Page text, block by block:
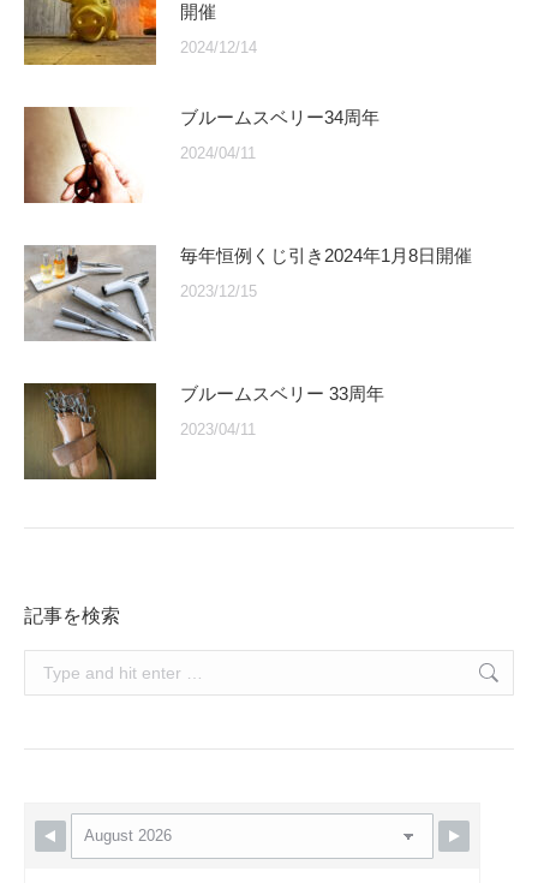
開催
2024/12/14
ブルームスベリー34周年
2024/04/11
毎年恒例くじ引き2024年1月8日開催
2023/12/15
ブルームスベリー 33周年
2023/04/11
記事を検索
Search: